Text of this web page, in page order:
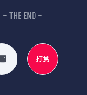
- THE END -
打赏